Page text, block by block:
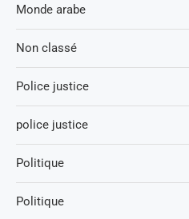
Monde arabe
Non classé
Police justice
police justice
Politique
Politique